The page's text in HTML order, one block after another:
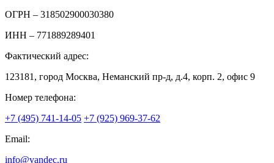
ОГРН – 318502900030380
ИНН – 771889289401
Фактический адрес:
123181, город Москва, Неманский пр-д, д.4, корп. 2, офис 9
Номер телефона:
+7 (495) 741-14-05 +7 (925) 969-37-62
Email:
info@vandec.ru